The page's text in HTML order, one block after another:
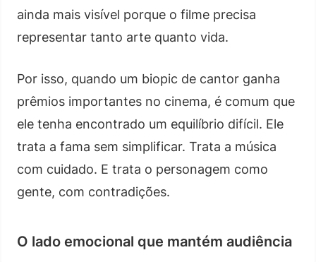
ainda mais visível porque o filme precisa
representar tanto arte quanto vida.
Por isso, quando um biopic de cantor ganha
prêmios importantes no cinema, é comum que
ele tenha encontrado um equilíbrio difícil. Ele
trata a fama sem simplificar. Trata a música
com cuidado. E trata o personagem como
gente, com contradições.
O lado emocional que mantém audiência